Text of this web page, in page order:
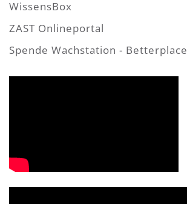
WissensBox
ZAST Onlineportal
Spende Wachstation - Betterplace